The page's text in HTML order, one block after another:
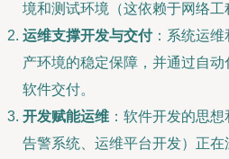
境和测试环境（这依赖于网络工
运维支撑开发与交付：系统运维
产环境的稳定保障，并通过自
软件交付。
开发赋能运维 ：软件开发的思
告警系统、运维平台开发）正